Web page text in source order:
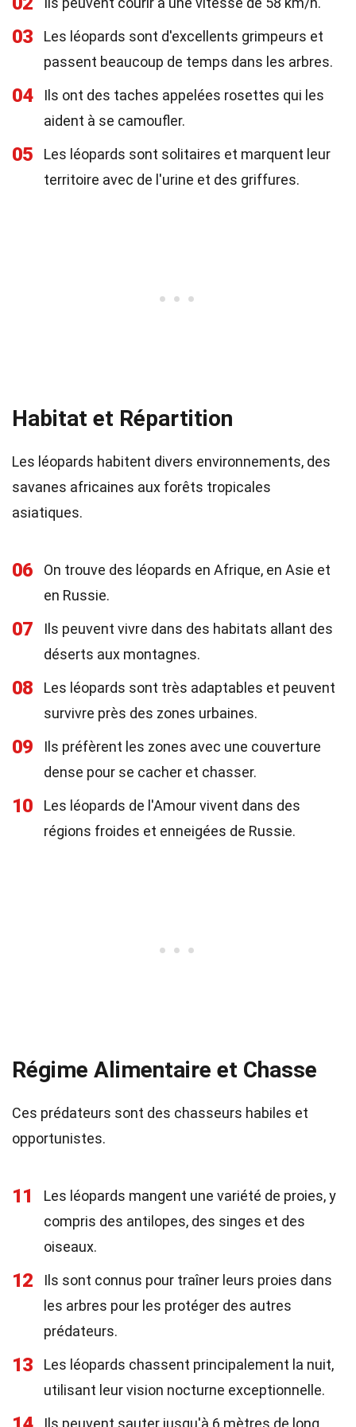
03
Les léopards sont d'excellents grimpeurs et
passent beaucoup de temps dans les arbres.
04
Ils ont des taches appelées rosettes qui les
aident à se camoufler.
05
Les léopards sont solitaires et marquent leur
territoire avec de l'urine et des griffures.
Habitat et Répartition
Les léopards habitent divers environnements, des
savanes africaines aux forêts tropicales
asiatiques.
06
On trouve des léopards en Afrique, en Asie et
en Russie.
07
Ils peuvent vivre dans des habitats allant des
déserts aux montagnes.
08
Les léopards sont très adaptables et peuvent
survivre près des zones urbaines.
09
Ils préfèrent les zones avec une couverture
dense pour se cacher et chasser.
10
Les léopards de l'Amour vivent dans des
régions froides et enneigées de Russie.
Régime Alimentaire et Chasse
Ces prédateurs sont des chasseurs habiles et
opportunistes.
11
Les léopards mangent une variété de proies, y
compris des antilopes, des singes et des
oiseaux.
12
Ils sont connus pour traîner leurs proies dans
les arbres pour les protéger des autres
prédateurs.
13
Les léopards chassent principalement la nuit,
utilisant leur vision nocturne exceptionnelle.
Ils peuvent sauter jusqu'à 6 mètres de long